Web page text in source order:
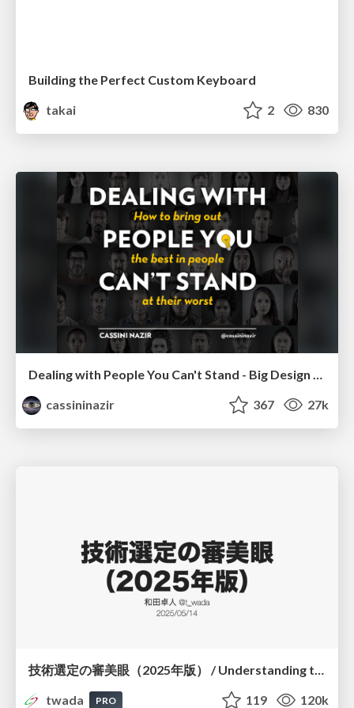
Building the Perfect Custom Keyboard
takai
2 830
Dealing with People You Can't Stand - Big Design 2015
cassininazir
367 27k
twada
PRO 119 120k